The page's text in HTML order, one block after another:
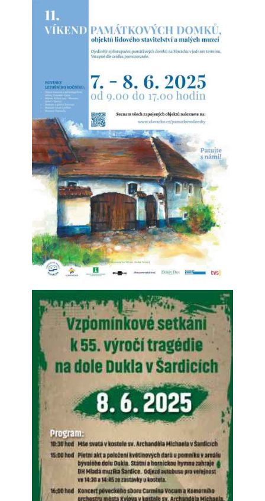
Šardická rezidence brněnských eremitů u
kláštera sv. Tomáše
Vznikla přestavbou starší vrchnostenské sýpky
nákladem 1926 zlatých. Tato částka byla na svou dobu
poměrně nízká - úpravy spočívaly v přefasádování
stavby a vybudování vnitřních příček.